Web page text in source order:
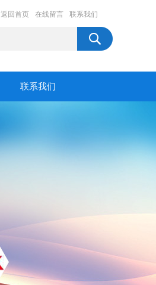
返回首页 在线留言 联系我们
联系我们